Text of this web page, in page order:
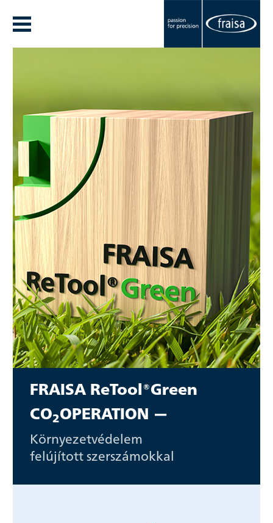
FRAISA ReTool®Green
CO2OPERATION —
Környezetvédelem
felújított szerszámokkal